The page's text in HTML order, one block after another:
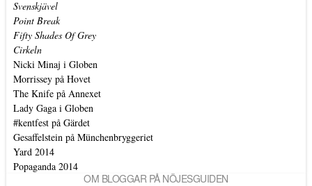
Svenskjävel
Point Break
Fifty Shades Of Grey
Cirkeln
Nicki Minaj i Globen
Morrissey på Hovet
The Knife på Annexet
Lady Gaga i Globen
#kentfest på Gärdet
Gesaffelstein på Münchenbryggeriet
Yard 2014
Popaganda 2014
OM BLOGGAR PÅ NÖJESGUIDEN